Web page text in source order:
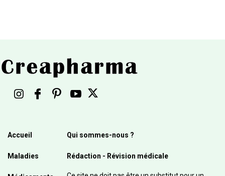
Accueil
Maladies
Qui sommes-nous ?
Rédaction - Révision médicale